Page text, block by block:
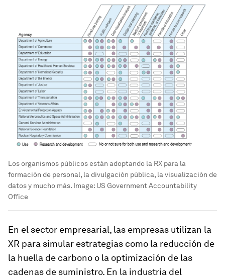
Los organismos públicos están adoptando la RX para la
formación de personal, la divulgación pública, la visualización de
datos y mucho más. Image: US Government Accountability
Office
En el sector empresarial, las empresas utilizan la
XR para simular estrategias como la reducción de
la huella de carbono o la optimización de las
cadenas de suministro. En la industria del